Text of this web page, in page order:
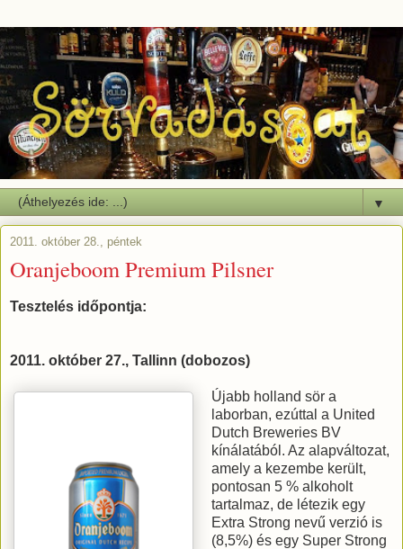
▼
2011. október 28., péntek
Oranjeboom Premium Pilsner
Tesztelés időpontja:
2011. október 27., Tallinn (dobozos)
Újabb holland sör a
laborban, ezúttal a United
Dutch Breweries BV
kínálatából. Az alapváltozat,
amely a kezembe került,
pontosan 5 % alkoholt
tartalmaz, de létezik egy
Extra Strong nevű verzió is
(8,5%) és egy Super Strong